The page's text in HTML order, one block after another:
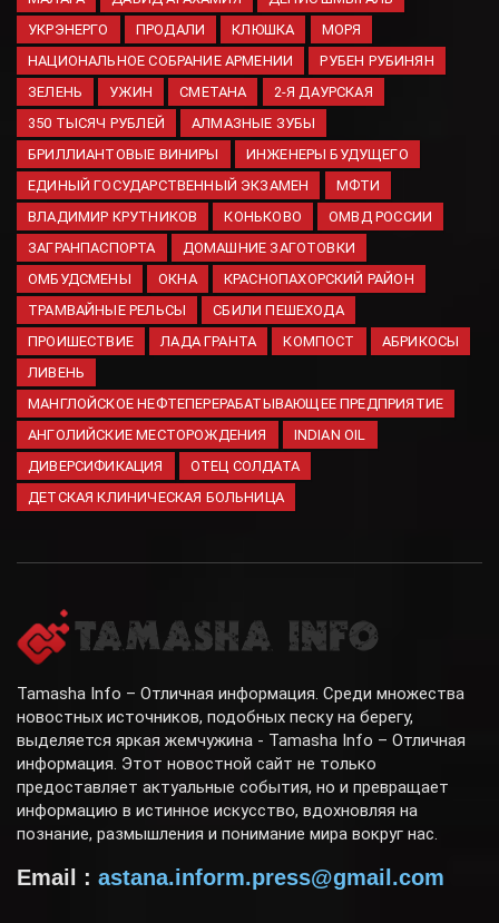
об ударах по украинской
логистике
06.08.2026
Ученые ДГТУ создали
средство для лечения травм
мозга из медуз Азовского
моря
06.08.2026
УКРЭНЕРГО
ПРОДАЛИ КЛЮШКА
МОРЯ
НАЦИОНАЛЬНОЕ СОБРАНИЕ АРМЕНИИ
РУБЕН РУБИНЯН
ЗЕЛЕНЬ
УЖИН СМЕТАНА
2-Я ДАУРСКАЯ
350 ТЫСЯЧ РУБЛЕЙ
АЛМАЗНЫЕ ЗУБЫ
БРИЛЛИАНТОВЫЕ ВИНИРЫ
ИНЖЕНЕРЫ БУДУЩЕГО
ЕДИНЫЙ ГОСУДАРСТВЕННЫЙ ЭКЗАМЕН
МФТИ
ВЛАДИМИР КРУТНИКОВ
КОНЬКОВО
ОМВД РОССИИ
ЗАГРАНПАСПОРТА
ДОМАШНИЕ ЗАГОТОВКИ
ОМБУДСМЕНЫ
ОКНА
КРАСНОПАХОРСКИЙ РАЙОН
ТРАМВАЙНЫЕ РЕЛЬСЫ
СБИЛИ ПЕШЕХОДА
ПРОИШЕСТВИЕ
ЛАДА ГРАНТА КОМПОСТ
АБРИКОСЫ
ЛИВЕНЬ
МАНГЛОЙСКОЕ НЕФТЕПЕРЕРАБАТЫВАЮЩЕЕ ПРЕДПРИЯТИЕ
АНГОЛИЙСКИЕ МЕСТОРОЖДЕНИЯ
INDIAN OIL
ДИВЕРСИФИКАЦИЯ
ОТЕЦ СОЛДАТА
ДЕТСКАЯ КЛИНИЧЕСКАЯ БОЛЬНИЦА
Tamasha Info – Отличная информация. Среди множества
новостных источников, подобных песку на берегу,
выделяется яркая жемчужина - Tamasha Info – Отличная
информация. Этот новостной сайт не только
предоставляет актуальные события, но и превращает
информацию в истинное искусство, вдохновляя на
познание, размышления и понимание мира вокруг нас.
Email : astana.inform.press@gmail.com